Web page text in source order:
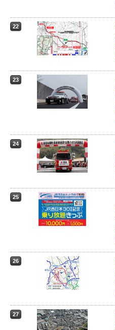
22
23
24
25
26
27